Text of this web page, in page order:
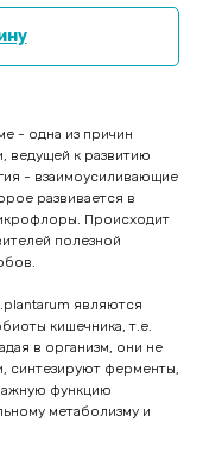
- одна из причин
ведущей к развитию
- взаимоусиливающие
развивается в
Происходит
полезной
являются
кишечника, т.е.
в организм, они не
синтезируют ферменты,
функцию
метаболизму и